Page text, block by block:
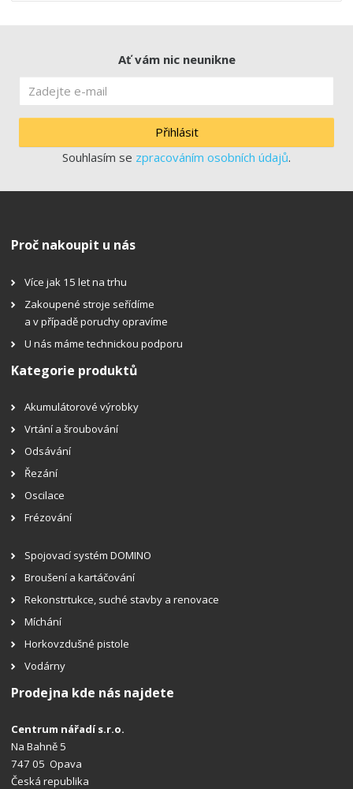
Ať vám nic neunikne
Přihlásit
Souhlasím se zpracováním osobních údajů.
Proč nakoupit u nás
Více jak 15 let na trhu
Zakoupené stroje seřídíme
a v případě poruchy opravíme
U nás máme technickou podporu
Kategorie produktů
Akumulátorové výrobky
Vrtání a šroubování
Odsávání
Řezání
Oscilace
Frézování
Spojovací systém DOMINO
Broušení a kartáčování
Rekonstrtukce, suché stavby a renovace
Míchání
Horkovzdušné pistole
Vodárny
Prodejna kde nás najdete
Centrum nářadí s.r.o.
Na Bahně 5
747 05 Opava
Česká republika